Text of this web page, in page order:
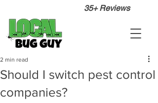
35+ Reviews
Should I switch pest control
companies?
2 min read